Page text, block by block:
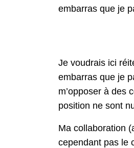
embarras que je
Je voudrais ici
embarras que je
m’opposer à des
position ne sont
Ma collaboration
cependant pas le